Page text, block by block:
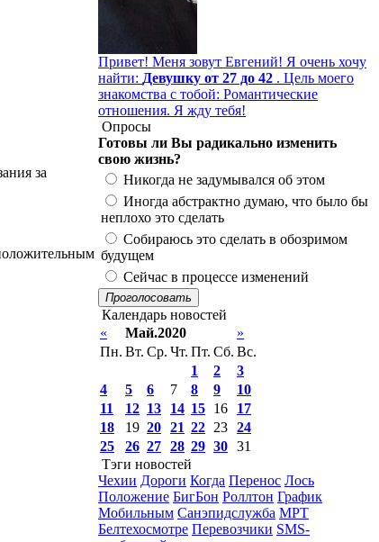
за
Привет! Меня зовут Евгений! Я очень хочу
найти: Девушку от 27 до 42 . Цель моего
знакомства с тобой: Романтические
отношения. Я жду тебя!
Опросы
Готовы ли Вы радикально изменить
свою жизнь?
Никогда не задумывался об этом
Иногда абстрактно думаю, что было бы
неплохо это сделать
Собираюсь это сделать в обозримом
будущем
Сейчас в процессе изменений
Проголосовать
Календарь новостей
«
Май.2020
»
Пн. Вт. Ср. Чт. Пт. Сб. Вс.
1
2
3
4
5 6 7 8 9
10
11
12 13 14 15 16
17
18
19 20 21 22 23 24
25
26 27 28 29 30 31
Тэги новостей
Чехии Дороги Когда Перенос Лось
Положение БигБон Роллтон График
Мобильным Санэпидслужба МРТ
Белтехосмотре Перевозчики SMS-